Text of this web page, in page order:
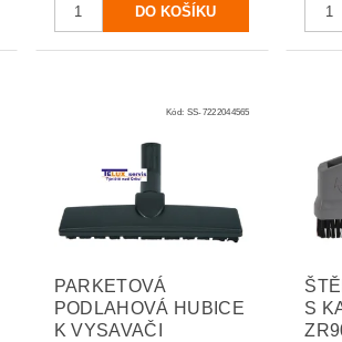
Kód: SS-7222044565
PARKETOVÁ
PODLAHOVÁ HUBICE
K VYSAVAČI
S